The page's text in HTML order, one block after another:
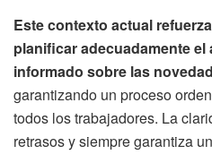
Este contexto actual
planificar adecuadamente
informado sobre las
garantizando un proceso
todos los trabajadores. La
retrasos y siempre garantiza